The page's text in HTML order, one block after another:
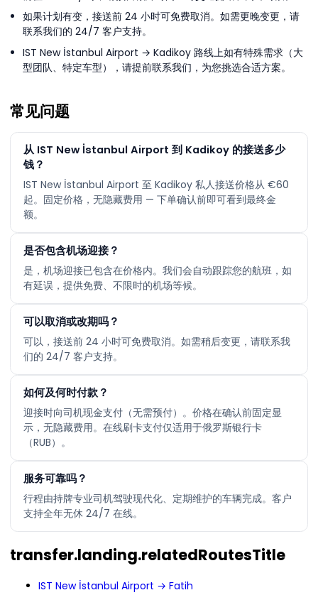
如果计划有变，接送前 24 小时可免费取消。如需更晚变更，请
联系我们的 24/7 客户支持。
IST New İstanbul Airport → Kadikoy 路线上如有特殊需求（大
型团队、特定车型），请提前联系我们，为您挑选合适方案。
常见问题
从 IST New İstanbul Airport 到 Kadikoy 的接送多少
钱？
IST New İstanbul Airport 至 Kadikoy 私人接送价格从 €60
起。固定价格，无隐藏费用 — 下单确认前即可看到最终金
额。
是否包含机场迎接？
是，机场迎接已包含在价格内。我们会自动跟踪您的航班，如
有延误，提供免费、不限时的机场等候。
可以取消或改期吗？
可以，接送前 24 小时可免费取消。如需稍后变更，请联系我
们的 24/7 客户支持。
如何及何时付款？
迎接时向司机现金支付（无需预付）。价格在确认前固定显
示，无隐藏费用。在线刷卡支付仅适用于俄罗斯银行卡
（RUB）。
服务可靠吗？
行程由持牌专业司机驾驶现代化、定期维护的车辆完成。客户
支持全年无休 24/7 在线。
transfer.landing.relatedRoutesTitle
IST New İstanbul Airport → Fatih